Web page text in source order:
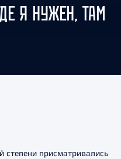
Я НУЖЕН, ТАМ
присматривались